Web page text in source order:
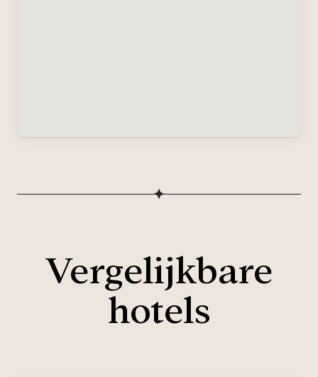
Vergelijkbare
hotels